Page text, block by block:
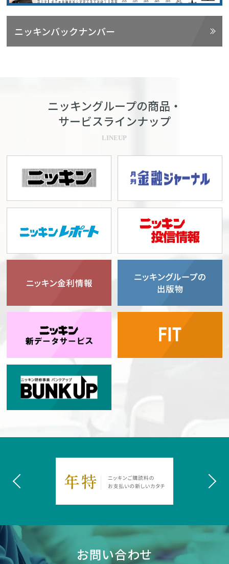
ニッキンバックナンバー
ニッキングループの商品・
サービスラインナップ
LINEUP
お問い合わせ